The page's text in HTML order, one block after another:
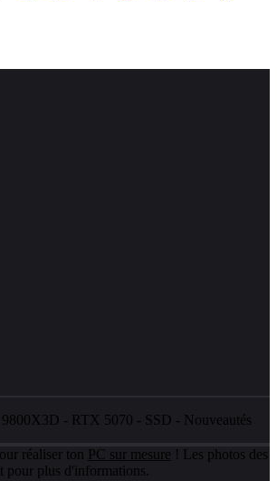
9800X3D - RTX 5070 - SSD - Nouveautés
réaliser ton PC sur mesure ! Les photos des
pour plus d'informations.